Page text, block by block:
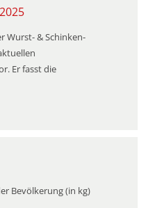
Wurst- & Schinken­
Er fasst die
Bevölkerung (in kg)